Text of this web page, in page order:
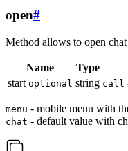
open#
Method allows to open
Name Type
start optional string call
menu - mobile menu with
chat - default value with